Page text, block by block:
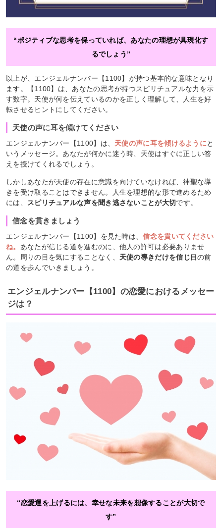
“ポジティブな思考を保っていれば、あなたの理想が具現化す
るでしょう”
以上が、エンジェルナンバー【1100】が持つ基本的な意味となり
ます。【1100】は、あなたの思考が持つスピリチュアルな力を示
す数字。天使が何を伝えているのかを正しく理解して、人生を好
転させるヒントにしてください。
天使の声に耳を傾けてください
エンジェルナンバー【1100】は、 天使の声に耳を傾けるようにと
いうメッセージ。あなたが何かに迷う時、天使はすぐに正しい答
えを授けてくれるでしょう。
しかしあなたが天使の存在に意識を向けていなければ、神聖な導
きを受け取ることはできません。人生を理想的な形で進めるため
には、
スピリチュアルな声を聞き逃さないことが大切です。
信念を貫きましょう
エンジェルナンバー【1100】を見た時は、信念を貫いてください
ね。 あなたが信じる道を進むのに、他人の許可は必要ありませ
ん。周りの目を気にすることなく、 天使の導きだけを信じ目の前
の道を歩んでいきましょう。
エンジェルナンバー【1100】の恋愛におけるメッセー
ジは？
“恋愛運を上げるには、幸せな未来を想像することが大切で
す”